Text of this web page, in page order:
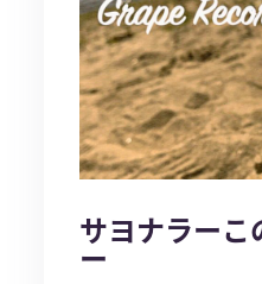
サヨナラーこ
ー